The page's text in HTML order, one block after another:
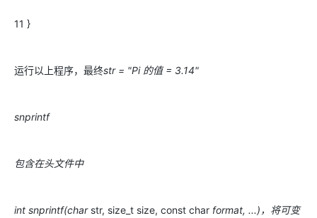
11 }
运行以上程序，最终str = "Pi 的值 = 3.14"
snprintf
包含在头文件中
int snprintf(char str, size_t size, const char format, ...)，将可变